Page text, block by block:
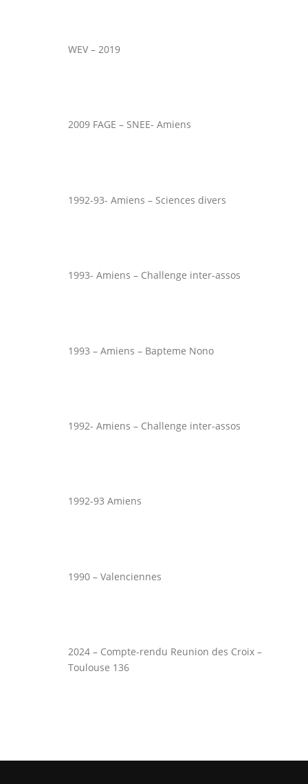
WEV – 2019
2009 FAGE – SNEE- Amiens
1992-93- Amiens – Sciences divers
1993- Amiens – Challenge inter-assos
1993 – Amiens – Bapteme Nono
1992- Amiens – Challenge inter-assos
1992-93 Amiens
1990 – Valenciennes
2024 – Compte-rendu Reunion des Croix –
Toulouse 136